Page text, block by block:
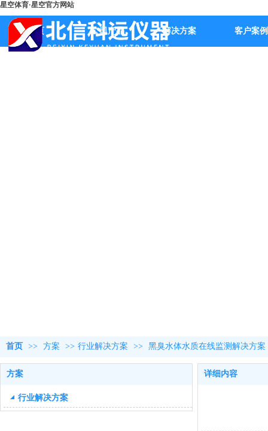
星空体育·星空官方网站
首页 公司产品 解决方案 客户案例
首页 >> 方案 >> 行业解决方案 >> 黑臭水体水质在线监测解决方案
方案
行业解决方案
详细内容